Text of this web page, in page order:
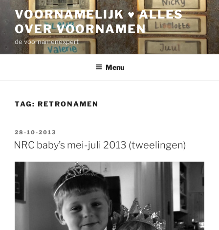
inhoud
VOORNAMELIJK ♥ ALLES
OVER VOORNAMEN
de voornamenexpert
Menu
TAG: RETRONAMEN
GEPLAATST
OP
28-10-2013
NRC baby’s mei-juli 2013 (tweelingen)